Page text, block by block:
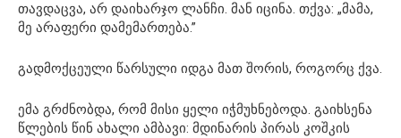
თავდაცვა, არ დაიხარჯო ლანჩი. მან იცინა. თქვა: „მამა,
მე არაფერი დამემართება.”
გადმოქცეული წარსული იდგა მათ შორის, როგორც ქვა.
ემა გრძნობდა, რომ მისი ყელი იჭმუხნებოდა. გაიხსენა
წლების წინ ახალი ამბავი: მდინარის პირას კოშკის